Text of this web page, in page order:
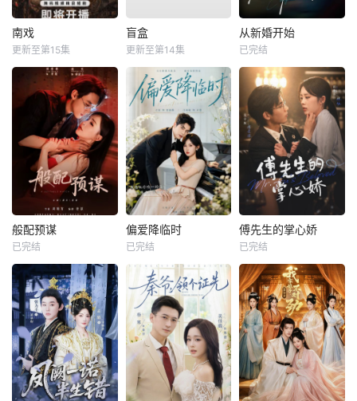
南戏
更新至第15集
盲盒
更新至第14集
从新婚开始
已完结
般配预谋
已完结
偏爱降临时
已完结
傅先生的掌心娇
已完结